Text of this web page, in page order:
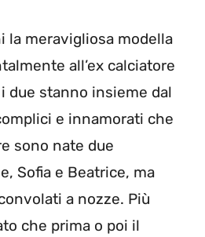
la meravigliosa modella
all’ex calciatore
due stanno insieme dal
e innamorati che
sono nate due
Sofia e Beatrice, ma
a nozze. Più
che prima o poi il